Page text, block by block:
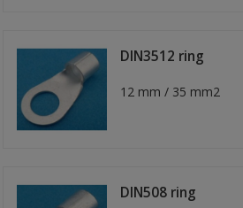
DIN3512 ring
kabelschoen
12 mm / 35 mm2
DIN508 ring